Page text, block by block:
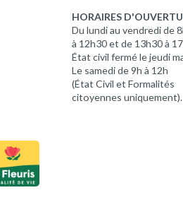
HORAIRES
Du lundi au vendredi de
à 12h30 et de 13h30 à
État civil fermé le jeudi
Le samedi de 9h à 12h
(État Civil et Formalités
citoyennes uniquement).